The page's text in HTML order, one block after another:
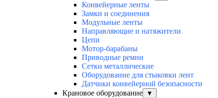
Конвейерные ленты
Замки и соединения
Модульные ленты
Направляющие и натяжители
Цепи
Мотор-барабаны
Приводные ремни
Сетки металлические
Оборудование для стыковки лент
Датчики конвейерной безопасности
Крановое оборудование
▼